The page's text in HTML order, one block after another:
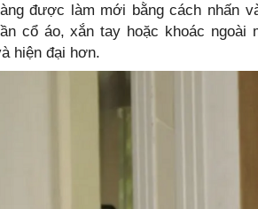
được làm mới bằng cách nhấn
cổ áo, xắn tay hoặc khoác
hiện đại hơn.